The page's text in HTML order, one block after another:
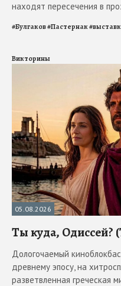
находят пересечения в
#Булгаков#Пастернак#
Викторины
05.08.2026
Ты куда, Одиссей?
Дологочаемый
древнему эпосу, на
разветвленная греческая